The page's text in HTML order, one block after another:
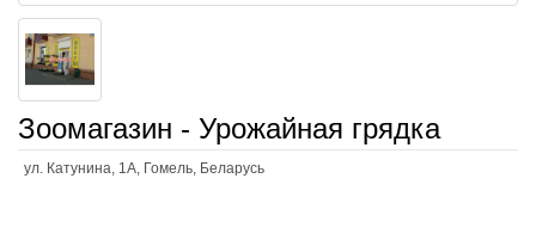
Зоомагазин - Урожайная грядка
ул. Катунина, 1А, Гомель, Беларусь